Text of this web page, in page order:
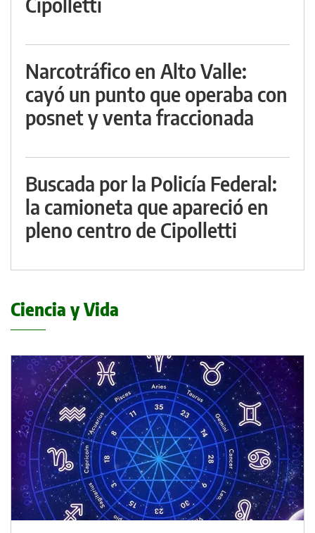
Narcotráfico en Alto Valle:
cayó un punto que operaba con
posnet y venta fraccionada
Buscada por la Policía Federal:
la camioneta que apareció en
pleno centro de Cipolletti
Ciencia y Vida